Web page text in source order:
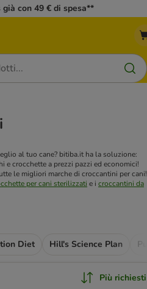
già con 49 € di spesa**
al tuo cane? bitiba.it ha la soluzione:
e crocchette a prezzi pazzi ed economici!
le migliori marche di croccantini per cani!
per cani sterilizzati e i croccantini da
Diet Hill's Science Plan
Più richiesti